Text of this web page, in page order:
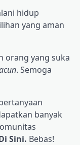
hidup
yang aman
orang yang suka
. Semoga
banyak
Sini. Bebas!